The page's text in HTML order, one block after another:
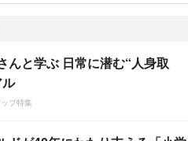
んと学ぶ 日常に潜む“人身取
プ特集